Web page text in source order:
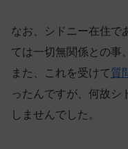
なお、シドニー在住で
ては一切無関係との事。
また、これを受けて質
ったんですが、何故シ
しませんでした。